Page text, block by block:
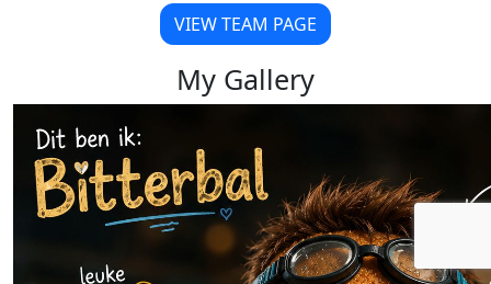
VIEW TEAM PAGE
My Gallery